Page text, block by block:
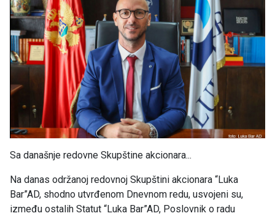
Sa današnje redovne Skupštine akcionara...
Na danas održanoj redovnoj Skupštini akcionara “Luka
Bar”AD, shodno utvrđenom Dnevnom redu, usvojeni su,
između ostalih Statut “Luka Bar”AD, Poslovnik o radu